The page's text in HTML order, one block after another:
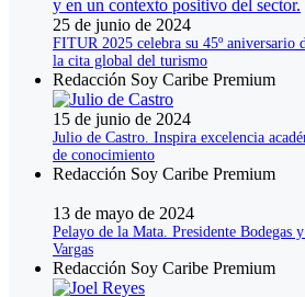
25 de junio de 2024
FITUR 2025 celebra su 45º aniversario
la cita global del turismo
Redacción Soy Caribe Premium
15 de junio de 2024
Julio de Castro. Inspira excelencia
de conocimiento
Redacción Soy Caribe Premium
13 de mayo de 2024
Pelayo de la Mata. Presidente Bodegas
Vargas
Redacción Soy Caribe Premium